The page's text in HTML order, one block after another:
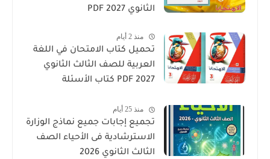
الثانوي 2027 PDF
منذ 2 أيام
تحميل كتاب الامتحان في اللغة
العربية للصف الثالث الثانوي
2027 PDF كتاب الأسئلة
منذ 25 أيام
تجميع إجابات جميع نماذج الوزارة
الاسترشادية فى الأحياء الصف
الثالث الثانوي 2026